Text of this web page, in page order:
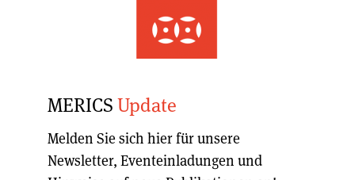
MERICSUpdate
Melden Sie sich hier für unsere
Newsletter, Eventeinladungen und